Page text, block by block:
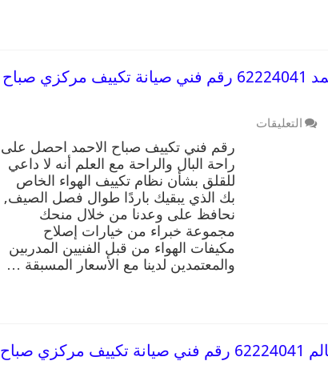
رقم فني تكييف صباح الاحمد 62224041 رقم فني صيانة تكييف مركزي صباح
التعليقات
رقم فني تكييف صباح الاحمد احصل على
راحة البال والراحة مع العلم أنه لا داعي
للقلق بشأن نظام تكييف الهواء الخاص
بك الذي يبقيك باردًا طوال فصل الصيف,
نحافظ على وعدنا من خلال منحك
مجموعة خبراء من خيارات إصلاح
مكيفات الهواء من قبل الفنيين المدربين
والمعتمدين لدينا مع الأسعار المسبقة …
رقم فني تكييف صباح السالم 62224041 رقم فني صيانة تكييف مركزي صباح